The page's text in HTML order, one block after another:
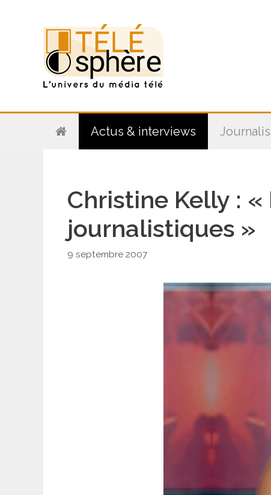
Actus & interviews
Christine Kelly :
journalistiques »
9 septembre 2007